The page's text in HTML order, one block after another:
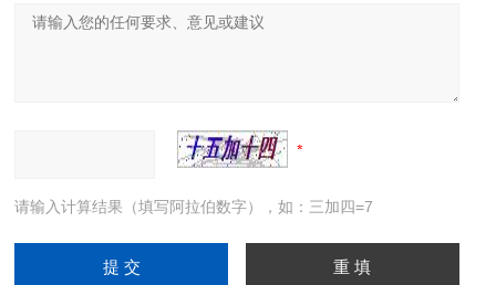
请输入计算结果（填写阿拉伯数字），如：三加四=7